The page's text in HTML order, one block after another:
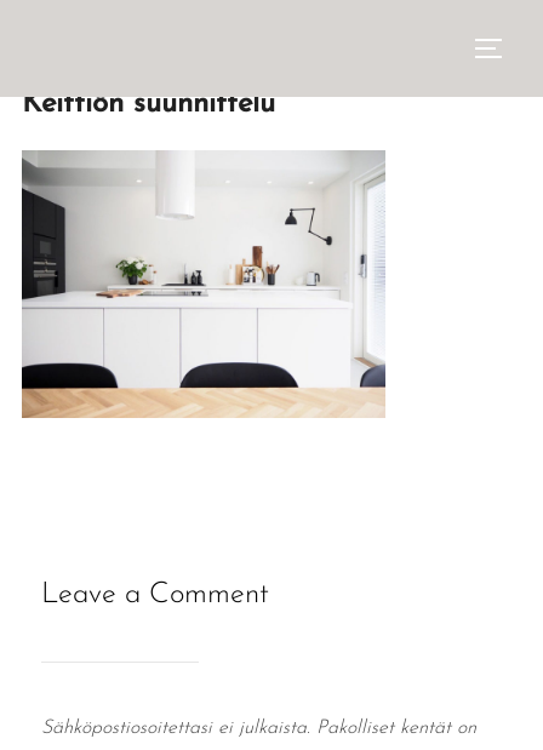
Keittiön suunnittelu
Leave a Comment
Sähköpostiosoitettasi ei julkaista. Pakolliset kentät on